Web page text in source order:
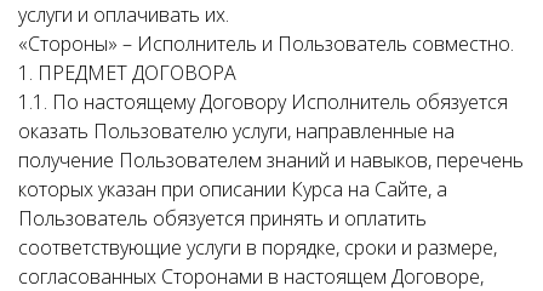
услуги и оплачивать их.
«Стороны» – Исполнитель и Пользователь совместно.
1. ПРЕДМЕТ ДОГОВОРА
1.1. По настоящему Договору Исполнитель обязуется
оказать Пользователю услуги, направленные на
получение Пользователем знаний и навыков, перечень
которых указан при описании Курса на Сайте, а
Пользователь обязуется принять и оплатить
соответствующие услуги в порядке, сроки и размере,
согласованных Сторонами в настоящем Договоре,